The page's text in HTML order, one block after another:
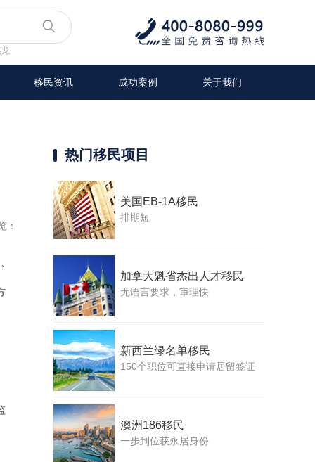
移民资讯 成功案例 关于我们
：
热门移民项目
美国EB-1A移民
排期短
加拿大魁省杰出人才移民
无语言要求，审理快
新西兰绿名单移民
150个职位可直接申请居留签证
澳洲186移民
一步到位获永居身份